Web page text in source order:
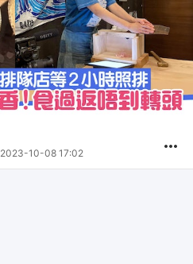
2023-10-08 17:02